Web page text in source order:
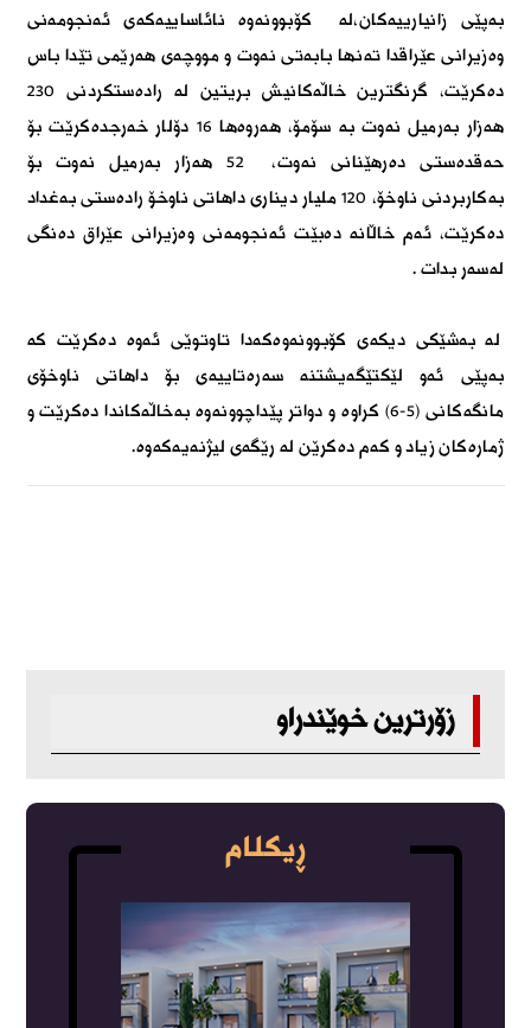
بەپێی زانیارییەکان،لە کۆبوونەوە نائاساییەکەی ئەنجومەنی
وەزیرانی عێراقدا تەنها بابەتی نەوت و مووچەی هەرێمی تێدا باس
دەکرێت، گرنگترین خاڵەکانیش بریتین لە رادەستکردنی 230
هەزار بەرمیل نەوت بە سۆمۆ، هەروەها 16 دۆلار خەرجدەکرێت بۆ
حەقدەستی دەرهێنانی نەوت، 52 هەزار بەرمیل نەوت بۆ
بەکاربردنی ناوخۆ، 120 ملیار دیناری داهاتی ناوخۆ رادەستی بەغداد
دەکرێت، ئەم خاڵانە دەبێت ئەنجومەنی وەزیرانی عێراق دەنگی
لەسەر بدات .
لە بەشێکی دیکەی کۆبوونەوەکەدا تاوتوێی ئەوە دەکرێت کە
بەپێی ئەو لێکتێگەیشتنە سەرەتاییەی بۆ داهاتی ناوخۆی
مانگەکانی (٥-٦) کراوە و دواتر پێداچوونەوە بەخاڵەکاندا دەکرێت و
ژمارەکان زیاد و کەم دەکرێن لە رێگەی لیژنەیەکەوە.
زۆرترین خوێندراو
ڕیکلام